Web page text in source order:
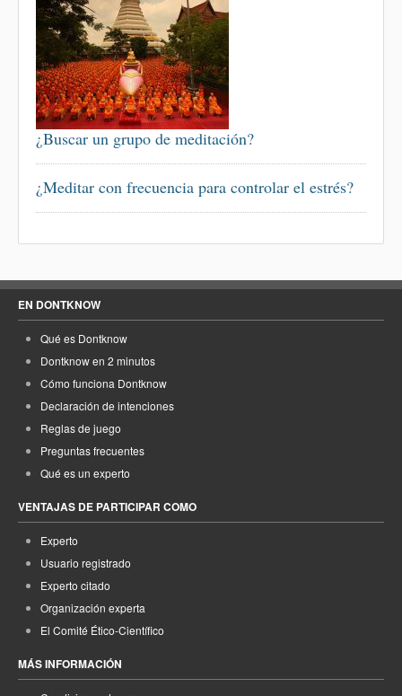
¿Buscar un grupo de meditación?
¿Meditar con frecuencia para controlar el estrés?
EN DONTKNOW
Qué es Dontknow
Dontknow en 2 minutos
Cómo funciona Dontknow
Declaración de intenciones
Reglas de juego
Preguntas frecuentes
Qué es un experto
VENTAJAS DE PARTICIPAR COMO
Experto
Usuario registrado
Experto citado
Organización experta
El Comité Ético-Científico
MÁS INFORMACIÓN